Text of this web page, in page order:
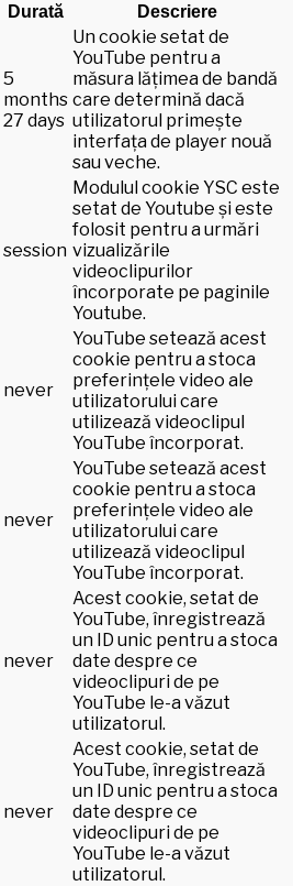
Durată Descriere
5
months
27 days
Un cookie setat de
YouTube pentru a
măsura lățimea de bandă
care determină dacă
utilizatorul primește
interfața de player nouă
sau veche.
session
Modulul cookie YSC este
setat de Youtube și este
folosit pentru a urmări
vizualizările
videoclipurilor
încorporate pe paginile
Youtube.
never
YouTube setează acest
cookie pentru a stoca
preferințele video ale
utilizatorului care
utilizează videoclipul
YouTube încorporat.
never
YouTube setează acest
cookie pentru a stoca
preferințele video ale
utilizatorului care
utilizează videoclipul
YouTube încorporat.
never
Acest cookie, setat de
YouTube, înregistrează
un ID unic pentru a stoca
date despre ce
videoclipuri de pe
YouTube le-a văzut
utilizatorul.
never
Acest cookie, setat de
YouTube, înregistrează
un ID unic pentru a stoca
date despre ce
videoclipuri de pe
YouTube le-a văzut
utilizatorul.